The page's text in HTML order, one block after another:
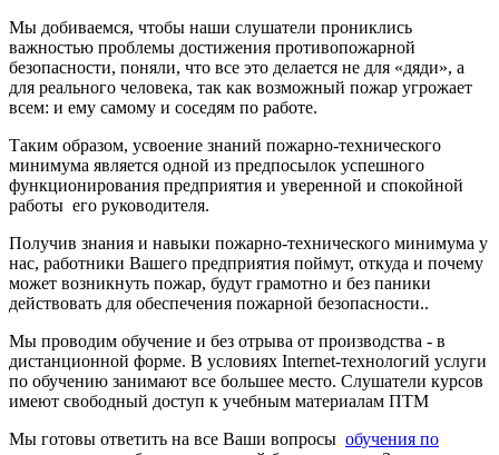
Мы добиваемся, чтобы наши слушатели прониклись
важностью проблемы достижения противопожарной
безопасности, поняли, что все это делается не для «дяди», а
для реального человека, так как возможный пожар угрожает
всем: и ему самому и соседям по работе.
Таким образом, усвоение знаний пожарно-технического
минимума является одной из предпосылок успешного
функционирования предприятия и уверенной и спокойной
работы его руководителя.
Получив знания и навыки пожарно-технического минимума у
нас, работники Вашего предприятия поймут, откуда и почему
может возникнуть пожар, будут грамотно и без паники
действовать для обеспечения пожарной безопасности..
Мы проводим обучение и без отрыва от производства - в
дистанционной форме. В условиях Internet-технологий услуги
по обучению занимают все большее место. Слушатели курсов
имеют свободный доступ к учебным материалам ПТМ
Мы готовы ответить на все Ваши вопросы обучения по